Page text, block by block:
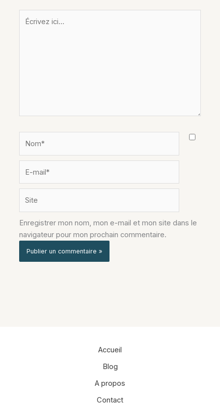
Écrivez
ici…
mail*
Enregistrer mon nom, mon e-mail et mon site dans le
navigateur pour mon prochain commentaire.
Accueil
Blog
A propos
Contact